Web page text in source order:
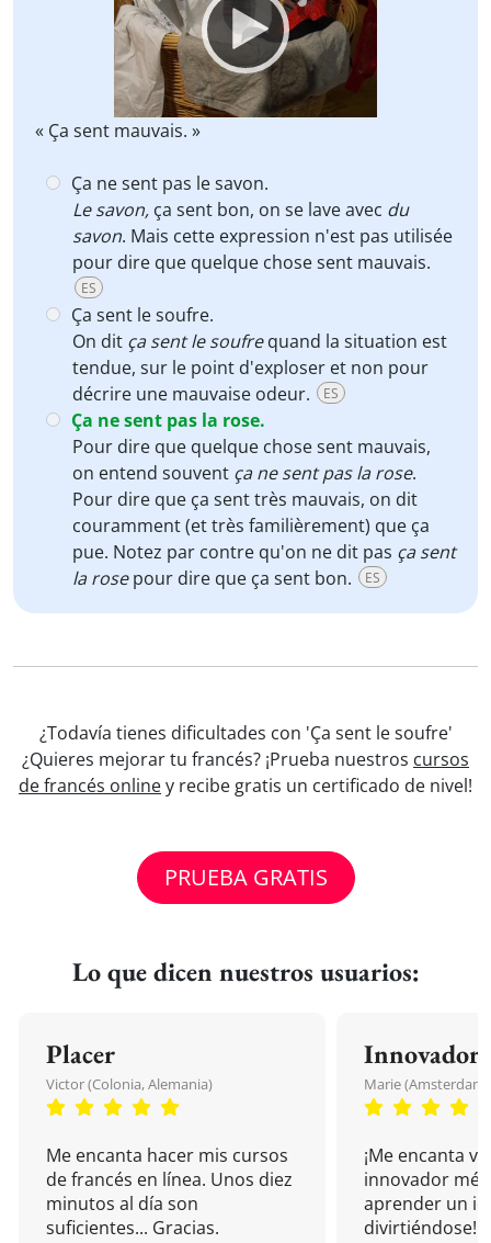
« Ça sent mauvais. »
Ça ne sent pas le savon.
Le savon, ça sent bon, on se lave avec du
savon. Mais cette expression n'est pas utilisée
pour dire que quelque chose sent mauvais.
ES
Ça sent le soufre.
On dit ça sent le soufrequand la situation est
tendue, sur le point d'exploser et non pour
décrire une mauvaise odeur.
ES
Ça ne sent pas la rose.
Pour dire que quelque chose sent mauvais,
on entend souvent ça ne sent pas la rose.
Pour dire que ça sent très mauvais, on dit
couramment (et très familièrement) que ça
pue. Notez par contre qu'on ne dit pas ça sent
la rosepour dire que ça sent bon. ES
¿Todavía tienes dificultades con 'Ça sent le soufre'
¿Quieres mejorar tu francés? ¡Prueba nuestros cursos
de francés onliney recibe gratis un certificado de nivel!
PRUEBA GRATIS
Lo que dicen nuestros usuarios:
Placer
Victor (Colonia, Alemania)
Me encanta hacer mis cursos
de francés en línea. Unos diez
minutos al día son
suficientes... Gracias.
Innovador
Marie (Amsterdam,
¡Me encanta
innovador
aprender un
divirtiéndose!